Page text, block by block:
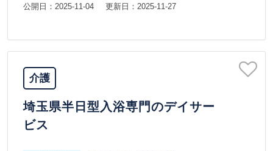
公開日：2025-11-04 更新日：2025-11-27
介護
埼玉県半日型入浴専門のデイサー
ビス